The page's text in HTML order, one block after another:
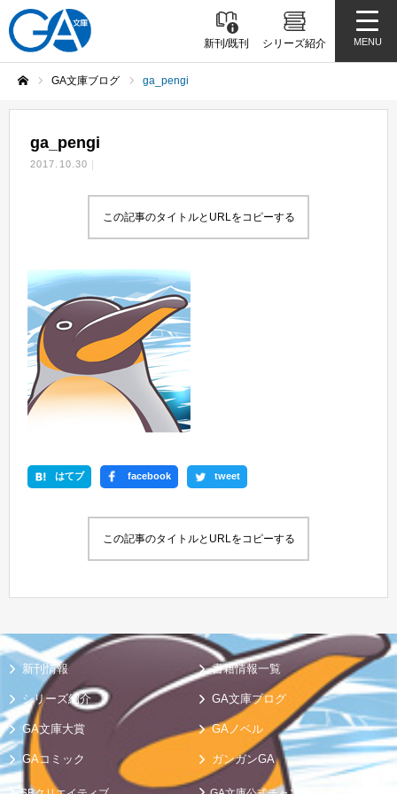
新刊/既刊 シリーズ紹介 MENU
GA文庫ブログ ga_pengi
ga_pengi
2017.10.30
この記事のタイトルとURLをコピーする
はてブ facebook tweet
この記事のタイトルとURLをコピーする
新刊情報 書籍情報一覧
シリーズ紹介 GA文庫ブログ
GA文庫大賞 GAノベル
GAコミック ガンガンGA